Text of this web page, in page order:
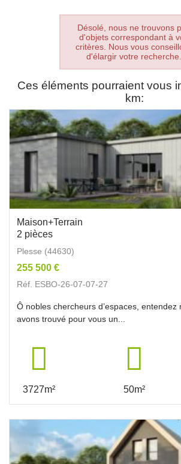
Désolé, nous ne trouvons
d'objets correspondant à
critères. Nous vous
d'élargir votre recherche.
Ces éléments pourraient vous
km:
Maison+Terrain
2 pièces
Plesse (44630)
255 500 €
Réf. ESBO-26-07-07-27
Ô nobles chercheurs d’espaces, entendez
avons trouvé pour vous un...
3727m² 50m²